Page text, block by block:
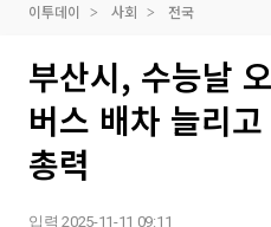
이투데이 사회 전국
부산시, 수능날
버스 배차 늘리
총력
입력 2025-11-11 09:11